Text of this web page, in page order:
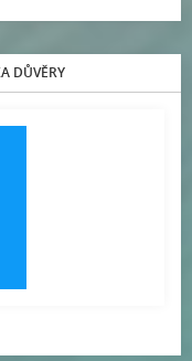
DŮVĚRY